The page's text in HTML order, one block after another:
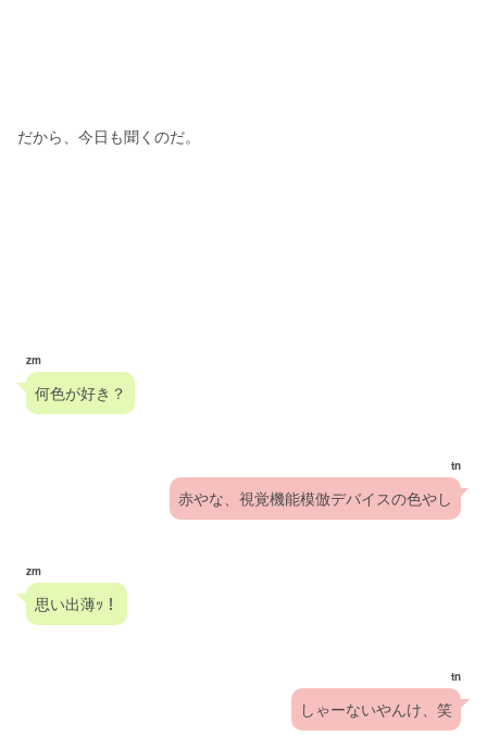
だから、今日も聞くのだ。
zm
何色が好き？
tn
赤やな、視覚機能模倣デバイスの色やし
zm
思い出薄ｯ！
tn
しゃーないやんけ、笑